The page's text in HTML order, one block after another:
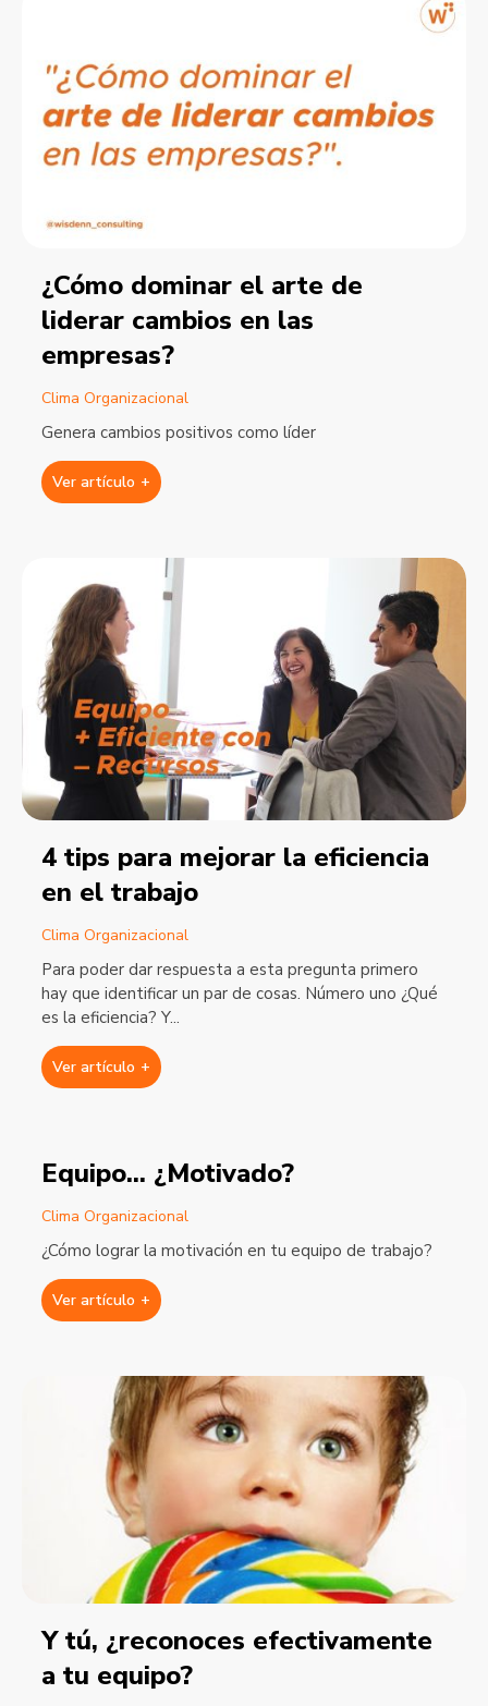
¿Cómo dominar el arte de
liderar cambios en las
empresas?
Clima Organizacional
Genera cambios positivos como líder
Ver artículo +
4 tips para mejorar la eficiencia
en el trabajo
Clima Organizacional
Para poder dar respuesta a esta pregunta primero
hay que identificar un par de cosas. Número uno ¿Qué
es la eficiencia? Y...
Ver artículo +
Equipo... ¿Motivado?
Clima Organizacional
¿Cómo lograr la motivación en tu equipo de trabajo?
Ver artículo +
Y tú, ¿reconoces efectivamente
a tu equipo?